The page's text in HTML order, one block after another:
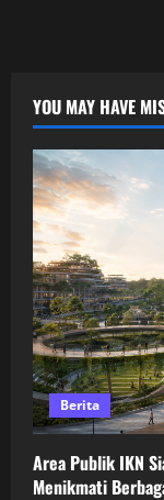
YOU MAY HAVE
Berita
Area Publik IKN
Menikmati